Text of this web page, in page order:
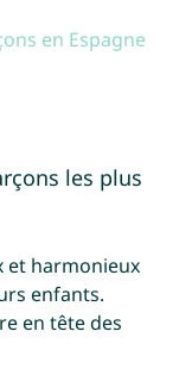
en Espagne
les plus
et harmonieux
enfants.
en tête des